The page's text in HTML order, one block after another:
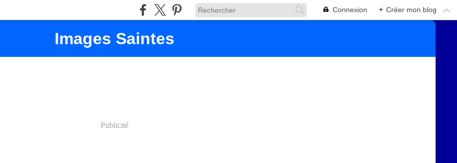
Connexion + Créer mon blog
Images Saintes
Publicité